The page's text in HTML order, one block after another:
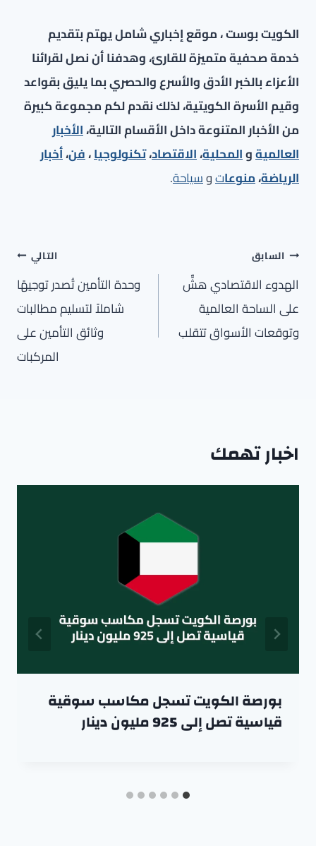
الكويت بوست ، موقع إخباري شامل يهتم بتقديم
خدمة صحفية متميزة للقارئ، وهدفنا أن نصل لقرائنا
الأعزاء بالخبر الأدق والأسرع والحصري بما يليق بقواعد
وقيم الأسرة الكويتية، لذلك نقدم لكم مجموعة كبيرة
من الأخبار المتنوعة داخل الأقسام التالية،الأخبار
العالميةوالمحلية،الاقتصاد،تكنولوجيا،فن،أخبار
الرياضة،منوعاتوسياحة.
تصفّح
المقالات
السابق
الهدوء الاقتصادي هشٌّ
على الساحة العالمية
وتوقعات الأسواق تتقلب
التالي
وحدة التأمين تُصدر توجيهًا
شاملاً لتسليم مطالبات
وثائق التأمين على
المركبات
اخبار تهمك
بورصة الكويت تسجل مكاسب سوقية
قياسية تصل إلى 925 مليون دينار